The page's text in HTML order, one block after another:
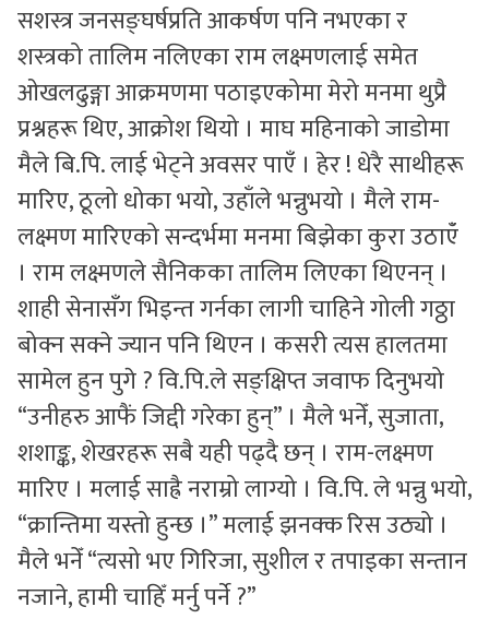
सशस्त्र जनसङ्घर्षप्रति आकर्षण पनि नभएका र
शस्त्रको तालिम नलिएका राम लक्ष्मणलाई समेत
ओखलढुङ्गा आक्रमणमा पठाइएकोमा मेरो मनमा थुप्रै
प्रश्नहरू थिए, आक्रोश थियो । माघ महिनाको जाडोमा
मैले बि.पि. लाई भेट्ने अवसर पाएँ । हेर ! धेरै साथीहरू
मारिए, ठूलो धोका भयो, उहाँले भन्नुभयो । मैले राम-
लक्ष्मण मारिएको सन्दर्भमा मनमा बिझेका कुरा उठाऍं
। राम लक्ष्मणले सैनिकका तालिम लिएका थिएनन् ।
शाही सेनासँग भिइन्त गर्नका लागी चाहिने गोली गठ्ठा
बोक्न सक्ने ज्यान पनि थिएन । कसरी त्यस हालतमा
सामेल हुन पुगे ? वि.पि.ले सङ्क्षिप्त जवाफ दिनुभयो
“उनीहरु आफैं जिद्दी गरेका हुन्” । मैले भनेँ, सुजाता,
शशाङ्क, शेखरहरू सबै यही पढ्दै छन् । राम-लक्ष्मण
मारिए । मलाई साह्रै नराम्रो लाग्यो । वि.पि. ले भन्नु भयो,
“क्रान्तिमा यस्तो हुन्छ ।” मलाई झनक्क रिस उठ्यो ।
मैले भनेँ “त्यसो भए गिरिजा, सुशील र तपाइका सन्तान
नजाने, हामी चाहिँ मर्नु पर्ने ?”